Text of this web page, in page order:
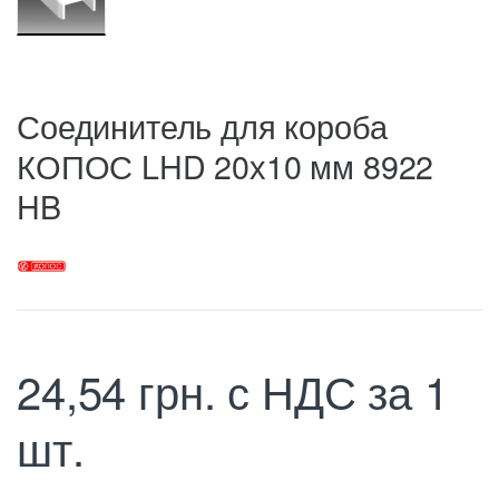
Соединитель для короба
КОПОС LHD 20х10 мм 8922
HB
24,54 грн. с НДС за 1
шт.